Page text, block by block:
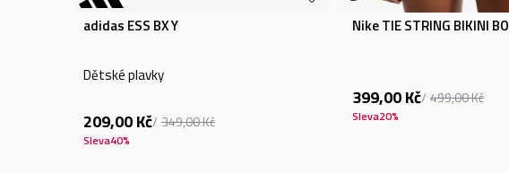
adidas ESS BX Y
Dětské plavky
209,00Kč 349,00Kč
Sleva40%
Nike TIE STRING BIKINI BO
399,00Kč 499,00Kč
Sleva20%